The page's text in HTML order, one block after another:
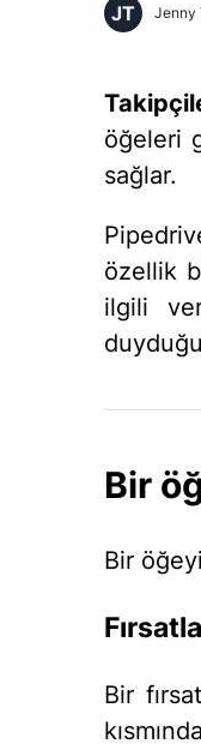
JT Jenny
öğeleri
sağlar.
özellik
ilgili
Bir
Bir
Bir